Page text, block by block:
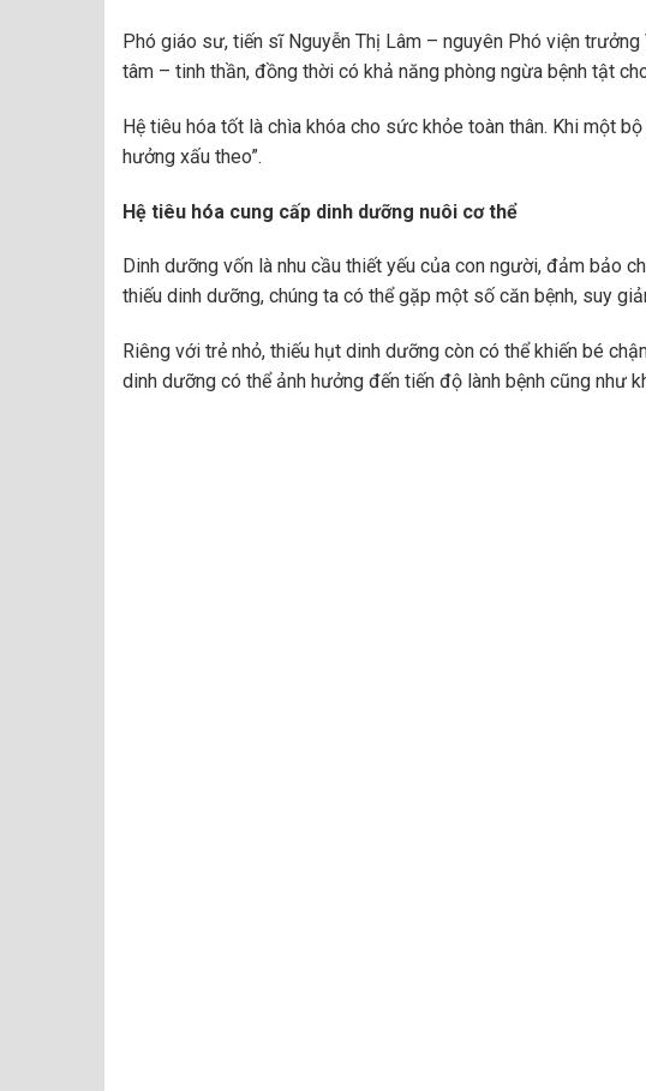
Phó giáo sư, tiến sĩ Nguyễn Thị Lâm – nguyên Phó viện
tâm – tinh thần, đồng thời có khả năng phòng ngừa bệnh tật
Hệ tiêu hóa tốt là chìa khóa cho sức khỏe toàn thân. Khi một
hưởng xấu theo”.
Hệ tiêu hóa cung cấp dinh dưỡng nuôi cơ thể
Dinh dưỡng vốn là nhu cầu thiết yếu của con người, đảm bảo
thiếu dinh dưỡng, chúng ta có thể gặp một số căn bệnh, suy
Riêng với trẻ nhỏ, thiếu hụt dinh dưỡng còn có thể khiến bé
dinh dưỡng có thể ảnh hưởng đến tiến độ lành bệnh cũng như